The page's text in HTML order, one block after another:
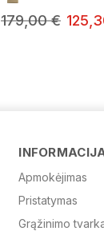
179,00 €
Apmokėjimas
Pristatymas
Grąžinimo